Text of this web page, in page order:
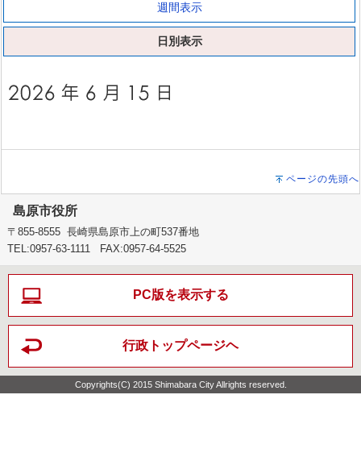
週間表示
日別表示
ページの先頭へ
島原市役所
〒855-8555 長崎県島原市上の町537番地
TEL:0957-63-1111 FAX:0957-64-5525
PC版を表示する
行政トップページヘ
Copyrights(C) 2015 Shimabara City Allrights reserved.